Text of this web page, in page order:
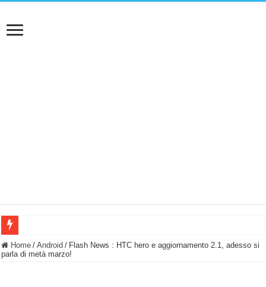
BASTA FATICARE! Questo robot tagliaerba lo appoggi e fa tutto lui! (Senza
Home / Android / Flash News : HTC hero e aggiornamento 2.1, adesso si
parla di metà marzo!